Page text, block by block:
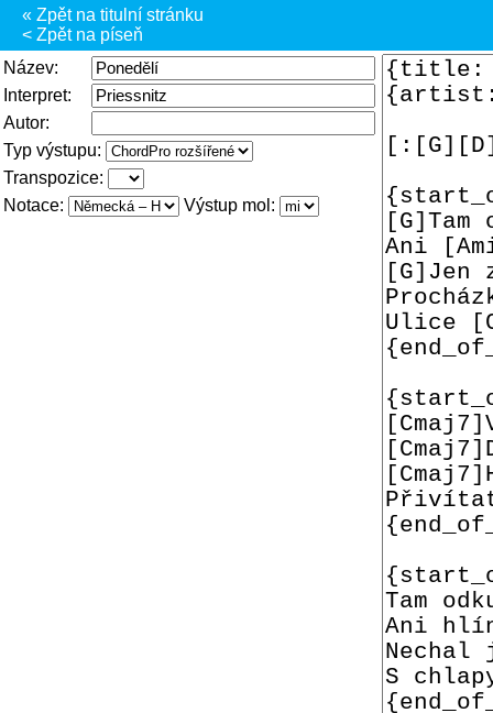
« Zpět na titulní stránku
< Zpět na píseň
Název:
Interpret:
Autor:
Typ výstupu:
Transpozice:
Notace:
Výstup mol: